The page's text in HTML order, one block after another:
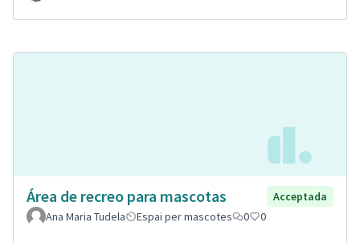
Área de recreo para mascotas
Acceptada
Ana Maria Tudela
Espai per mascotes 0 0